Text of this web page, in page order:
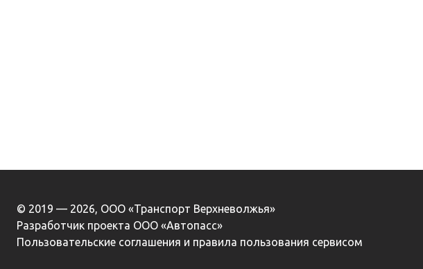
© 2019 — 2026, ООО «Транспорт Верхневолжья»
Разработчик проекта ООО «Автопасс»
Пользовательские соглашения и правила пользования сервисом